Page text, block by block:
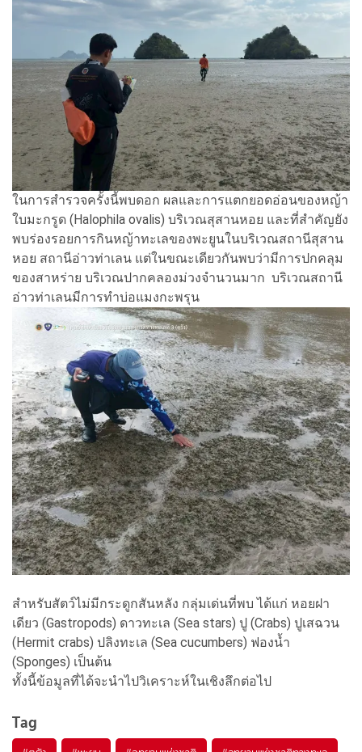
ในการสำรวจครั้งนี้พบดอก ผลและการแตกยอดอ่อนของหญ้า
ใบมะกรูด (Halophila ovalis) บริเวณสุสานหอย และที่สำคัญยัง
พบร่องรอยการกินหญ้าทะเลของพะยูนในบริเวณสถานีสุสาน
หอย สถานีอ่าวท่าเลน แต่ในขณะเดียวกันพบว่ามีการปกคลุม
ของสาหร่าย บริเวณปากคลองม่วงจำนวนมาก บริเวณสถานี
อ่าวท่าเลนมีการทำบ่อแมงกะพรุน
สำหรับสัตว์ไม่มีกระดูกสันหลัง กลุ่มเด่นที่พบ ได้แก่ หอยฝา
เดียว (Gastropods) ดาวทะเล (Sea stars) ปู (Crabs) ปูเสฉวน
(Hermit crabs) ปลิงทะเล (Sea cucumbers) ฟองน้ำ
(Sponges) เป็นต้น
ทั้งนี้ข้อมูลที่ได้จะนำไปวิเคราะห์ในเชิงลึกต่อไป
Tag